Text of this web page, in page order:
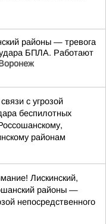
районы — тревога
удара БПЛА. Работают
с угрозой
беспилотных
районам
Лискинский,
районы —
непосредственного